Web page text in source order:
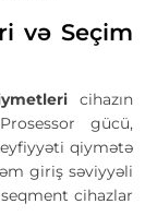
və Seçim
cihazın
gücü,
qiymətə
giriş səviyyəli
cihazlar